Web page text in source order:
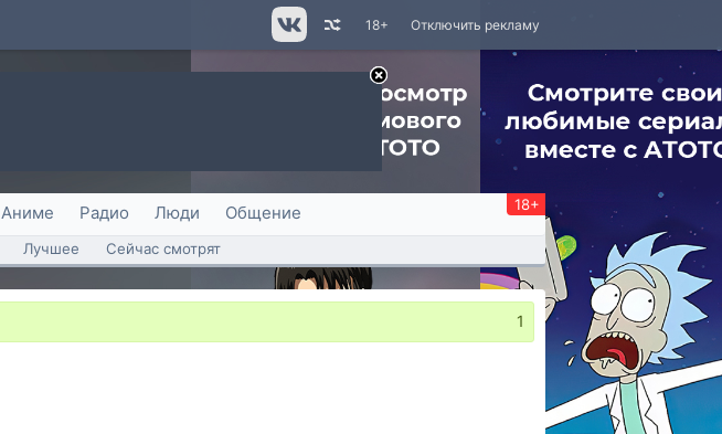
Отключить рекламу
18+
Аниме Радио Люди Общение 18+
Лучшее Сейчас смотрят
1